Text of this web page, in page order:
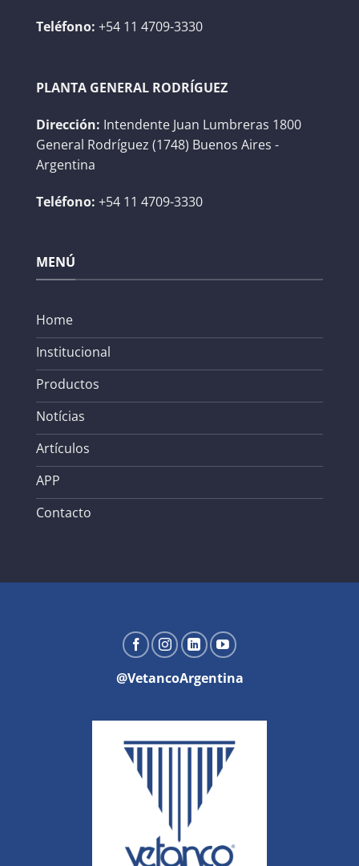
Teléfono: +54 11 4709-3330
PLANTA GENERAL RODRÍGUEZ
Dirección: Intendente Juan Lumbreras 1800
General Rodríguez (1748) Buenos Aires -
Argentina
Teléfono: +54 11 4709-3330
MENÚ
Home
Institucional
Productos
Notícias
Artículos
APP
Contacto
@VetancoArgentina